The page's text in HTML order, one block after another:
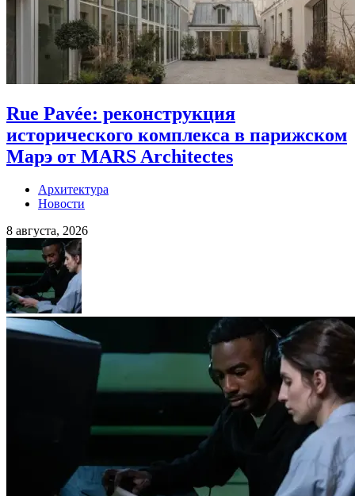
Rue Pavée: реконструкция
исторического комплекса в парижском
Марэ от MARS Architectes
Архитектура
Новости
8 августа, 2026